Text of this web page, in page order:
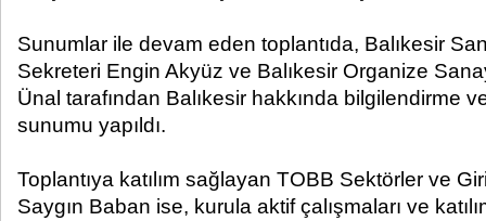
Sunumlar ile devam eden toplantıda, Balıkesir
Sekreteri Engin Akyüz ve Balıkesir Organize
Ünal tarafından Balıkesir hakkında bilgilendirme ve
sunumu yapıldı.
Toplantıya katılım sağlayan TOBB Sektörler ve
Saygın Baban ise, kurula aktif çalışmaları ve